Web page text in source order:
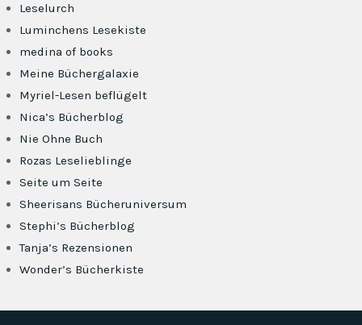
Leselurch
Luminchens Lesekiste
medina of books
Meine Büchergalaxie
Myriel-Lesen beflügelt
Nica’s Bücherblog
Nie Ohne Buch
Rozas Leselieblinge
Seite um Seite
Sheerisans Bücheruniversum
Stephi’s Bücherblog
Tanja’s Rezensionen
Wonder’s Bücherkiste